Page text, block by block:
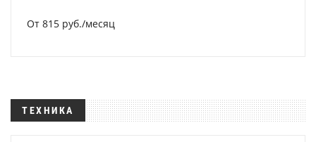
От 815 руб./месяц
ТЕХНИКА